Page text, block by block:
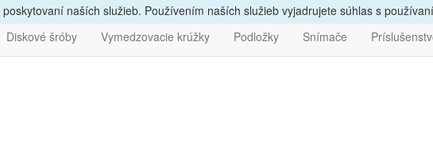
Radivámporadíme, zavolajtenám 047/4397722 Bezpečný
Diskové šróby Vymedzovacie krúžky Podložky Snímače
naších služieb. Používením naších služieb vyjadrujete súhlas s